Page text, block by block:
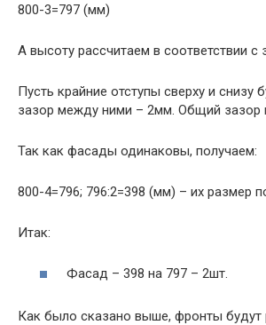
800-3=797 (мм)
А высоту рассчитаем в соответствии с
Пусть крайние отступы сверху и снизу
зазор между ними – 2мм. Общий зазор
Так как фасады одинаковы, получаем:
800-4=796; 796:2=398 (мм) – их размер
Итак:
Фасад – 398 на 797 – 2шт.
Как было сказано выше, фронты будут